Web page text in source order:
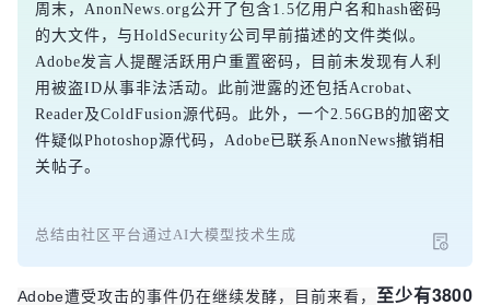
周末，AnonNews.org公开了包含1.5亿用户名和hash密码
的大文件，与HoldSecurity公司早前描述的文件类似。
Adobe发言人提醒活跃用户重置密码，目前未发现有人利
用被盗ID从事非法活动。此前泄露的还包括Acrobat、
Reader及ColdFusion源代码。此外，一个2.56GB的加密文
件疑似Photoshop源代码，Adobe已联系AnonNews撤销相
关帖子。
总结由社区平台通过AI大模型技术生成
Adobe遭受攻击的事件仍在继续发酵，目前来看， 至少有3800